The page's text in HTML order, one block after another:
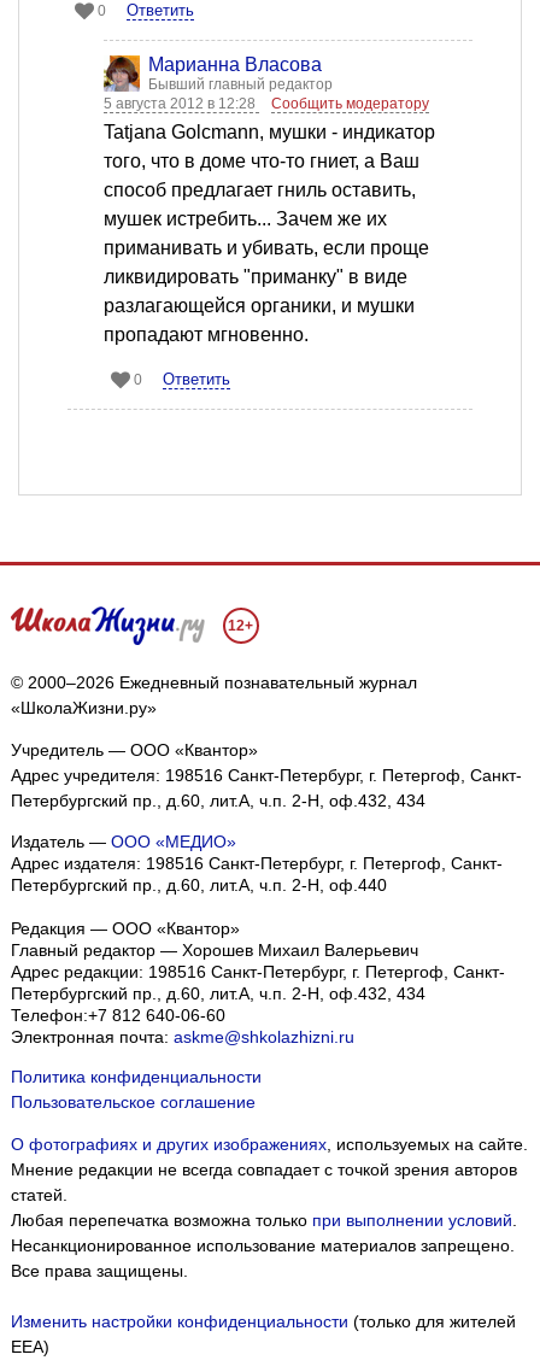
0 Ответить
Марианна Власова
Бывший главный редактор
5 августа 2012 в 12:28
Сообщить модератору
Tatjana Golcmann, мушки - индикатор
того, что в доме что-то гниет, а Ваш
способ предлагает гниль оставить,
мушек истребить... Зачем же их
приманивать и убивать, если проще
ликвидировать "приманку" в виде
разлагающейся органики, и мушки
пропадают мгновенно.
0 Ответить
12+
© 2000–2026 Ежедневный познавательный журнал
«ШколаЖизни.ру»
Учредитель — ООО «Квантор»
Адрес учредителя: 198516 Санкт-Петербург, г. Петергоф, Санкт-
Петербургский пр., д.60, лит.А, ч.п. 2-Н, оф.432, 434
Издатель — ООО «МЕДИО»
Адрес издателя: 198516 Санкт-Петербург, г. Петергоф, Санкт-
Петербургский пр., д.60, лит.А, ч.п. 2-Н, оф.440
Редакция — ООО «Квантор»
Главный редактор — Хорошев Михаил Валерьевич
Адрес редакции: 198516 Санкт-Петербург, г. Петергоф Санкт-
Петербургский пр., д.60, лит.А, ч.п. 2-Н, оф.432, 434
Телефон:+7 812 640-06-60
Электронная почта: askme@shkolazhizni.ru
Политика конфиденциальности
Пользовательское соглашение
О фотографиях и других изображениях, используемых на сайте.
Мнение редакции не всегда совпадает с точкой зрения авторов
статей.
Любая перепечатка возможна только при выполнении условий
Несанкционированное использование материалов запрещено.
Все права защищены.
Изменить настройки конфиденциальности (только для жителей
EEA)